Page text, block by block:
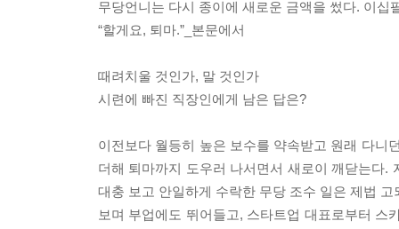
무당언니는 다시 종이에 새로운 금액을 썼다. 이
“할게요, 퇴마.”_본문에서
때려치울 것인가, 말 것인가
시련에 빠진 직장인에게 남은 답은?
이전보다 월등히 높은 보수를 약속받고 원래 다니
더해 퇴마까지 도우러 나서면서 새로이 깨닫는다.
대충 보고 안일하게 수락한 무당 조수 일은 제법
보며 부업에도 뛰어들고, 스타트업 대표로부터 스